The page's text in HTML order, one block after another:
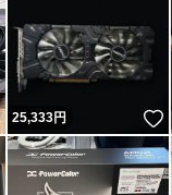
いいね！
25,333円